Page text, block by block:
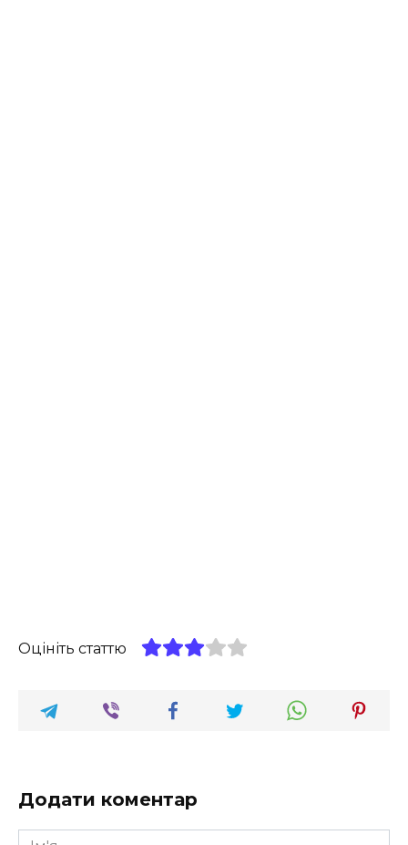
Оцініть статтю
Додати коментар
Ім'я